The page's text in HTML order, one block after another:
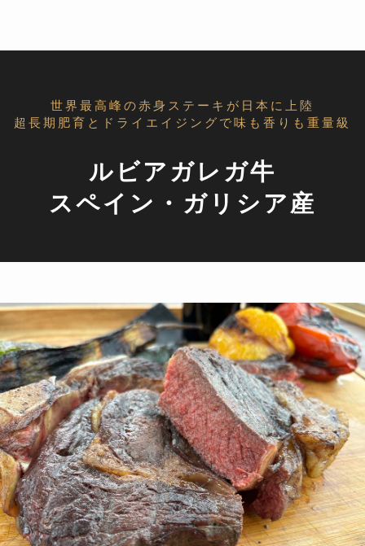
世界最高峰の赤身ステーキが日本に上陸
超長期肥育とドライエイジングで味も香りも重量級
ルビアガレガ牛
スペイン・ガリシア産